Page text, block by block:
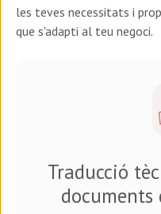
les teves necessitats i
que s'adapti al teu negoci.
Traducció